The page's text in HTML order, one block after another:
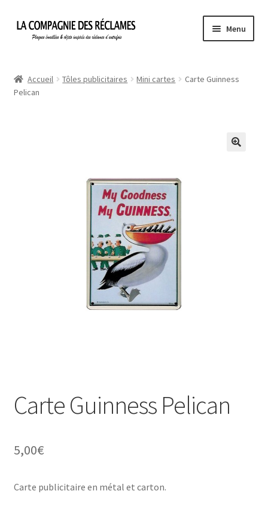
Aller
Aller
Menu
À propos de La Compagnie des Réclames
Politique de confidentialité
Une histoire de plaques émaillées
Accueil Tôles publicitaires Mini cartes
Carte Guinness
Pelican
Carte Guinness Pelican
5,00€
Carte publicitaire en métal et carton.